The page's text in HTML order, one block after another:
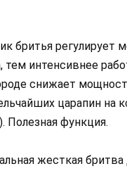
бритья регулирует
тем интенсивнее
снижает
царапин на
Полезная функция.
жесткая